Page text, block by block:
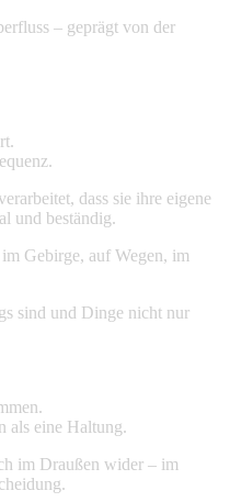
– geprägt von der
dass sie ihre eigene
und beständig.
Gebirge, auf Wegen, im
sind und Dinge nicht nur
als eine Haltung.
im Draußen wider – im